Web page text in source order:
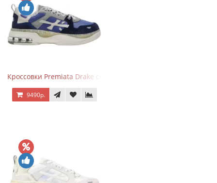
Кроссовки Premiata Drake синие с серым
9490р.